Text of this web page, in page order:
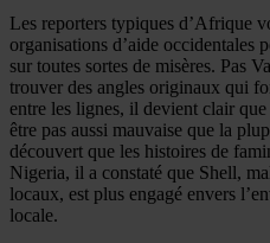
Les reporters typiques d’Afrique
organisations d’aide occidentales
sur toutes sortes de misères. Pas
trouver des angles originaux qui
entre les lignes, il devient clair
être pas aussi mauvaise que la
découvert que les histoires de
Nigeria, il a constaté que Shell,
locaux, est plus engagé envers
locale.